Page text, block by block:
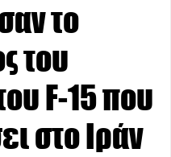
το
του
F-15 που
στο Ιράν